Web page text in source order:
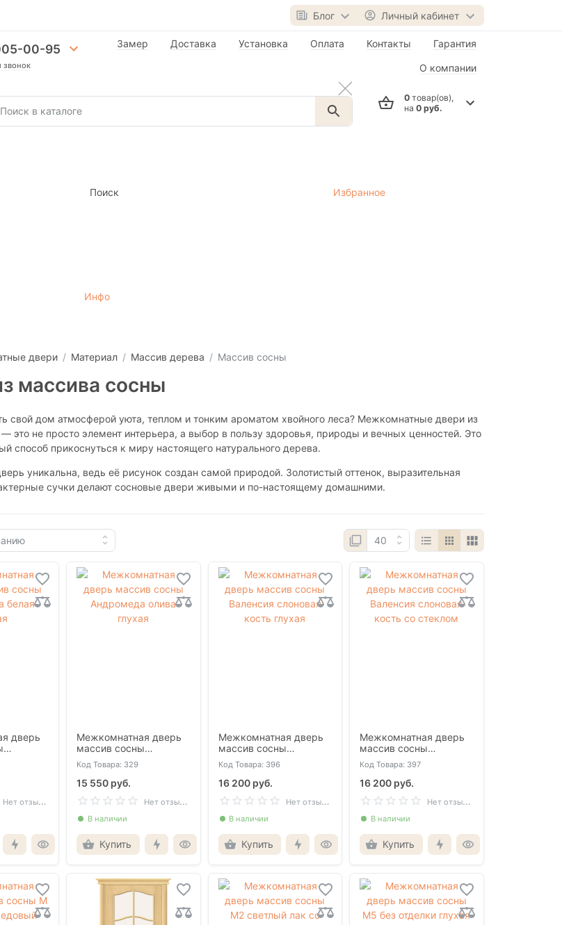
Блог Личный кабинет
00-95
звонок
Замер Доставка Установка Оплата Контакты Гарантия
О компании
0товар(ов),
на 0 руб.
Поиск Избранное
Инфо
двери Материал Массив дерева Массив сосны
массива сосны
свой дом атмосферой уюта, теплом и тонким ароматом хвойного леса? Межкомнатные двери из
это не просто элемент интерьера, а выбор в пользу здоровья, природы и вечных ценностей. Это
способ прикоснуться к миру настоящего натурального дерева.
уникальна, ведь её рисунок создан самой природой. Золотистый оттенок, выразительная
сучки делают сосновые двери живыми и по-настоящему домашними.
дверь
Н
ет отзывов
Межкомнатная дверь
массив сосны
Андромеда олива
глухая
Код Товара: 329
15 550 руб.
Н
ет отзывов
В наличии
Купить
Межкомнатная дверь
массив сосны
Валенсия слоновая
кость глухая
Код Товара: 396
16 200 руб.
Н
ет отзывов
В наличии
Купить
Межкомнатная дверь
массив сосны
Валенсия слоновая
кость со стеклом
Код Товара: 397
16 200 руб.
Н
ет отзывов
В наличии
Купить